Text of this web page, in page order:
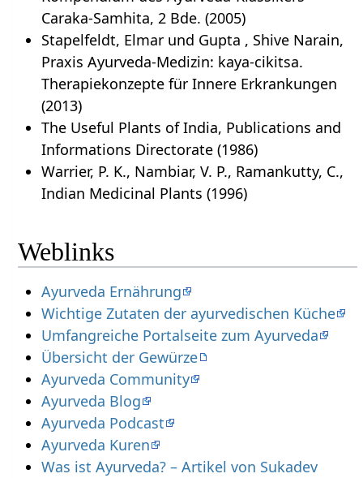
Caraka-Samhita, 2 Bde. (2005)
Stapelfeldt, Elmar und Gupta , Shive Narain,
Praxis Ayurveda-Medizin: kaya-cikitsa.
Therapiekonzepte für Innere Erkrankungen
(2013)
The Useful Plants of India, Publications and
Informations Directorate (1986)
Warrier, P. K., Nambiar, V. P., Ramankutty, C.,
Indian Medicinal Plants (1996)
Weblinks
Ayurveda Ernährung
Wichtige Zutaten der ayurvedischen Küche
Umfangreiche Portalseite zum Ayurveda
Übersicht der Gewürze
Ayurveda Community
Ayurveda Blog
Ayurveda Podcast
Ayurveda Kuren
Was ist Ayurveda? – Artikel von Sukadev